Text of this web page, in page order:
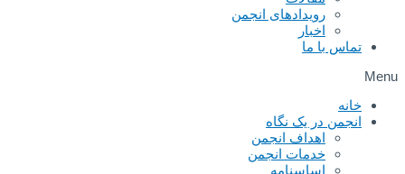
رویدادهای انجمن
اخبار
تماس با ما
Menu
خانه
انجمن در یک نگاه
اهداف انجمن
خدمات انجمن
اساسنامه